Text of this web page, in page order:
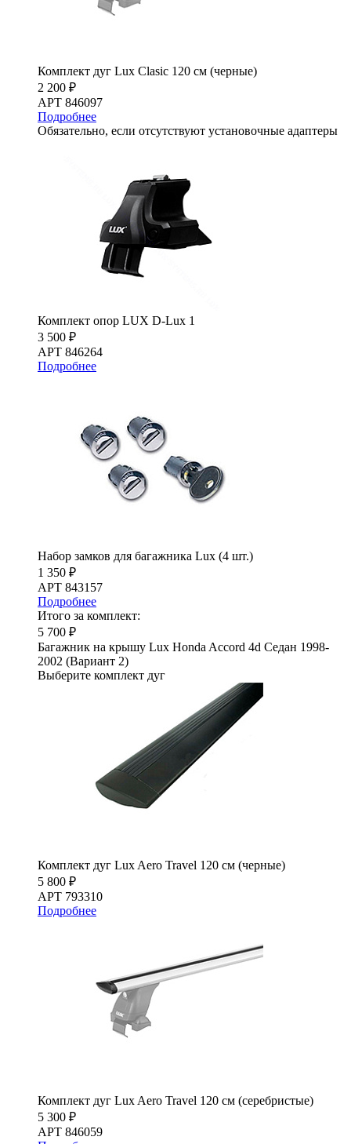
Комплект дуг Lux Clasic 120 см (черные)
2 200 ₽
АРТ 846097
Подробнее
Обязательно, если отсутствуют установочные адаптеры
Комплект опор LUX D-Lux 1
3 500 ₽
АРТ 846264
Подробнее
Набор замков для багажника Lux (4 шт.)
1 350 ₽
АРТ 843157
Подробнее
Итого за комплект:
5 700 ₽
Багажник на крышу Lux Honda Accord 4d Седан 1998-
2002 (Вариант 2)
Выберите комплект дуг
Комплект дуг Lux Aero Travel 120 см (черные)
5 800 ₽
АРТ 793310
Подробнее
Комплект дуг Lux Aero Travel 120 см (серебристые)
5 300 ₽
АРТ 846059